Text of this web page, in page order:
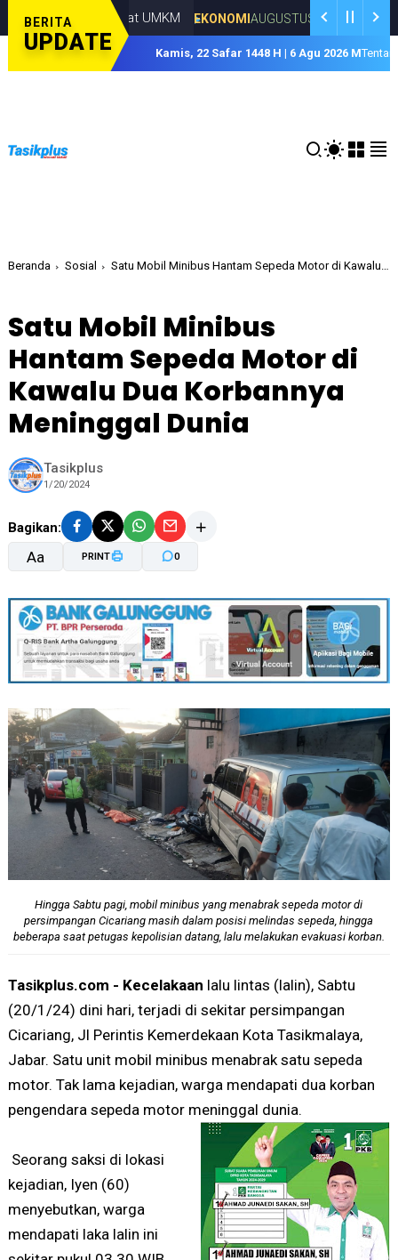
BERITA
UPDATE
Perkuat UMKM EKONOMIAUGUSTUS 05, 2026 Paguyuban
Kamis, 22 Safar 1448 H | 6 Agu 2026 M
Beranda Sosial Satu Mobil Minibus Hantam Sepeda Motor di Kawalu Dua Korbannya Meninggal Dunia
Satu Mobil Minibus
Hantam Sepeda Motor di
Kawalu Dua Korbannya
Meninggal Dunia
Tasikplus
1/20/2024
Bagikan:
Aa
A-
PRINT 0
Hingga Sabtu pagi, mobil minibus yang menabrak sepeda motor di
persimpangan Cicariang masih dalam posisi melindas sepeda, hingga
beberapa saat petugas kepolisian datang, lalu melakukan evakuasi korban.
Tasikplus.com - Kecelakaan lalu lintas (lalin), Sabtu
(20/1/24) dini hari, terjadi di sekitar persimpangan
Cicariang, Jl Perintis Kemerdekaan Kota Tasikmalaya,
Jabar. Satu unit mobil minibus menabrak satu sepeda
motor. Tak lama kejadian, warga mendapati dua korban
pengendara sepeda motor meninggal dunia.
Seorang saksi di lokasi
kejadian, Iyen (60)
menyebutkan, warga
mendapati laka lalin ini